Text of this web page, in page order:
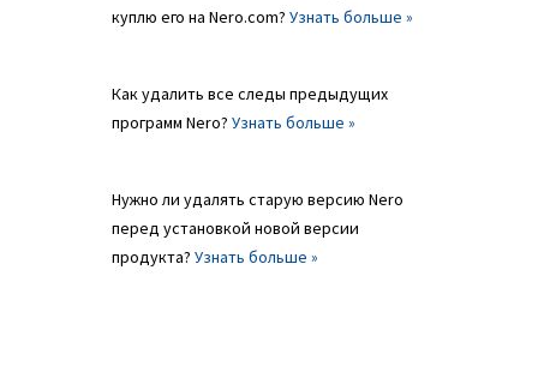
куплю его на Nero.com? Узнать больше »
Как удалить все следы предыдущих
программ Nero? Узнать больше »
Нужно ли удалять старую версию Nero
перед установкой новой версии
продукта? Узнать больше »